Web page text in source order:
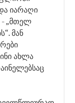
იარაღი
- „მთელ
მან
ახლა